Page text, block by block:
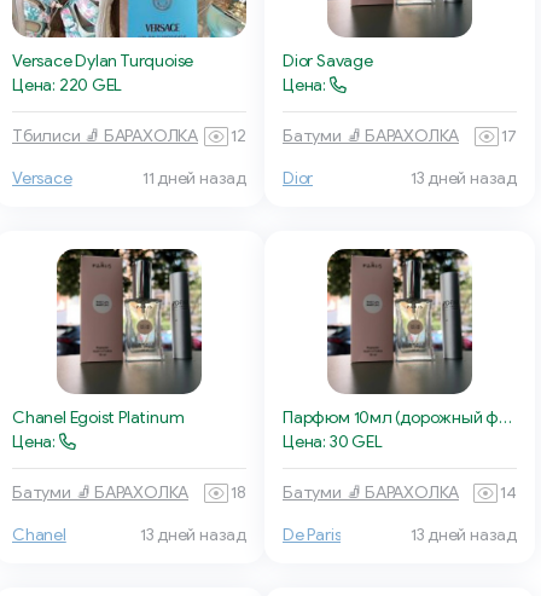
Versace Dylan Turquoise
Цена: 220 GEL
Тбилиси 🧦 БАРАХОЛКА 12
Versace 11 дней назад
Dior Savage
Цена:
Батуми 🧦 БАРАХОЛКА 17
Dior 13 дней назад
Chanel Egoist Platinum
Цена:
Батуми 🧦 БАРАХОЛКА 18
Chanel 13 дней назад
Парфюм 10мл (дорожный флакон)
Цена: 30 GEL
Батуми 🧦 БАРАХОЛКА 14
De Paris 13 дней назад